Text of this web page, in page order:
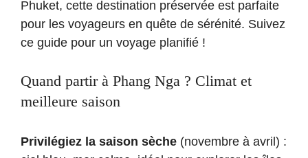
Phuket, cette destination préservée est parfaite
pour les voyageurs en quête de sérénité. Suivez
ce guide pour un voyage planifié !
Quand partir à Phang Nga ? Climat et
meilleure saison
Privilégiez la saison sèche (novembre à avril) :